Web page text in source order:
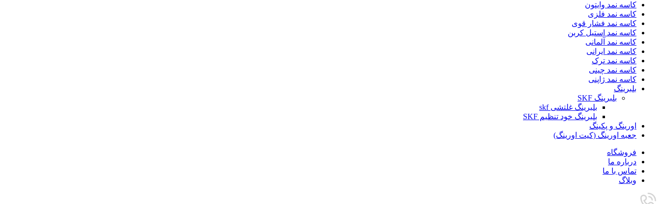
کاسه نمد وایتون
کاسه نمد فلزی
کاسه نمد فشار قوی
کاسه نمد استیل کربن
کاسه نمد آلمانی
کاسه نمد ایرانی
کاسه نمد ترک
کاسه نمد چینی
کاسه نمد ژاپنی
بلبرینگ
بلبرینگ SKF
بلبرینگ غلتشی skf
بلبرینگ خود تنظیم SKF
اورینگ و پکینگ
جعبه اورینگ (کیت اورینگ)
فروشگاه
درباره ما
تماس با ما
وبلاگ